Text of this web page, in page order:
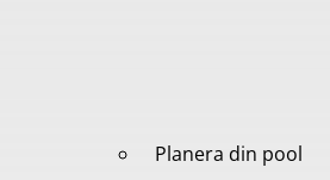
Planera din pool